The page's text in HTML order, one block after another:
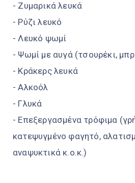
- Ζυμαρικά λευκά
- Ρύζι λευκό
- Λευκό ψωμί
- Ψωμί με αυγά (τσουρέκι,
- Κράκερς λευκά
- Αλκοόλ
- Γλυκά
- Επεξεργασμένα τρόφιμα
κατεψυγμένο φαγητό,
αναψυκτικά κ.ο.κ.)